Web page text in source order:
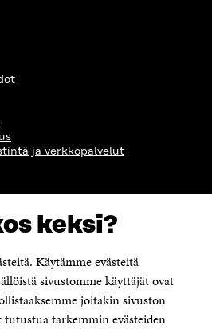
keksi?
Käytämme evästeitä
sivustomme käyttäjät ovat
joitakin sivuston
tarkemmin evästeiden
ja verkkopalvelut
160,